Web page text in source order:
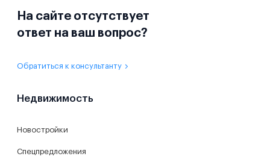
На сайте отсутствует
ответ на ваш вопрос?
Обратиться к консультанту
Недвижимость
Новостройки
Спецпредложения